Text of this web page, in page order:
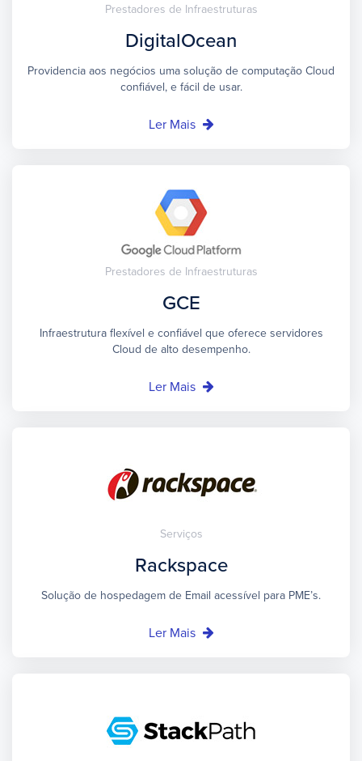
Prestadores de Infraestruturas
DigitalOcean
Providencia aos negócios uma solução de computação Cloud
confiável, e fácil de usar.
Ler Mais
Prestadores de Infraestruturas
GCE
Infraestrutura flexível e confiável que oferece servidores
Cloud de alto desempenho.
Ler Mais
Serviços
Rackspace
Solução de hospedagem de Email acessível para PME’s.
Ler Mais